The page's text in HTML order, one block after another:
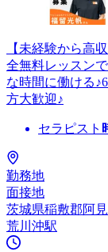
【未経験から高
全無料レッスン
な時間に働ける
方大歓迎♪
セラピスト
勤務地
面接地
茨城県稲敷郡阿
荒川沖駅